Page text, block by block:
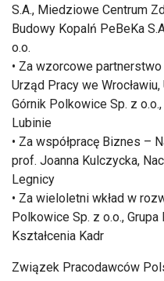
S.A., Miedziowe Centrum
Budowy Kopalń PeBeKa
o.o.
• Za wzorcowe
Urząd Pracy we
Górnik Polkowice Sp. z
Lubinie
• Za współpracę Biznes –
prof. Joanna Kulczycka,
Legnicy
• Za wieloletni wkład w
Polkowice Sp. z o.o.,
Kształcenia Kadr
Związek Pracodawców